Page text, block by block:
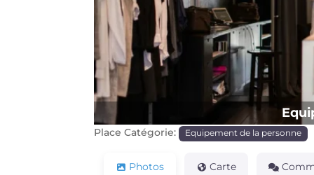
Place Catégorie: Equipement de la personne
Photos Carte